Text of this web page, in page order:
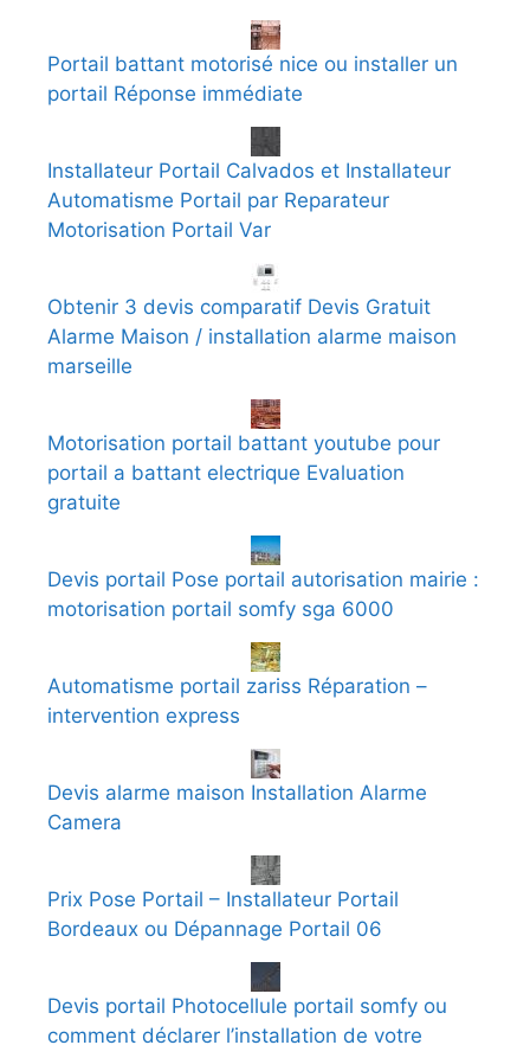
Portail battant motorisé nice ou installer un
portail Réponse immédiate
Installateur Portail Calvados et Installateur
Automatisme Portail par Reparateur
Motorisation Portail Var
Obtenir 3 devis comparatif Devis Gratuit
Alarme Maison / installation alarme maison
marseille
Motorisation portail battant youtube pour
portail a battant electrique Evaluation
gratuite
Devis portail Pose portail autorisation mairie :
motorisation portail somfy sga 6000
Automatisme portail zariss Réparation –
intervention express
Devis alarme maison Installation Alarme
Camera
Prix Pose Portail – Installateur Portail
Bordeaux ou Dépannage Portail 06
Devis portail Photocellule portail somfy ou
comment déclarer l’installation de votre